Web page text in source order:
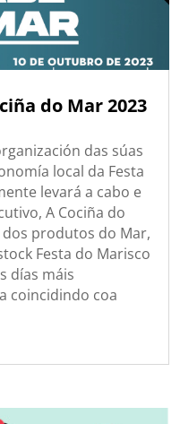
do Mar 2023
das súas
local da Festa
levará a cabo e
A Cociña do
produtos do Mar,
Festa do Marisco
días máis
coincidindo coa